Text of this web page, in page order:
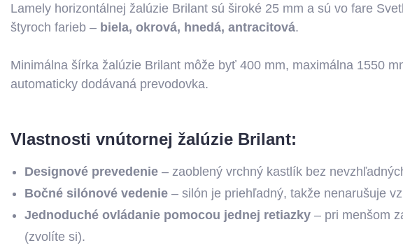
Lamely horizontálnej žalúzie Brilant sú široké 25 mm a sú vo fare
štyroch farieb – biela, okrová, hnedá, antracitová.
Minimálna šírka žalúzie Brilant môže byť 400 mm, maximálna 1550
automaticky dodávaná prevodovka.
Vlastnosti vnútornej žalúzie Brilant:
Designové prevedenie – zaoblený vrchný kastlík bez
Bočné silónové vedenie – silón je priehľadný, takže nenarušuje
Jednoduché ovládanie pomocou jednej retiazky – pri menšom
(zvolíte si).